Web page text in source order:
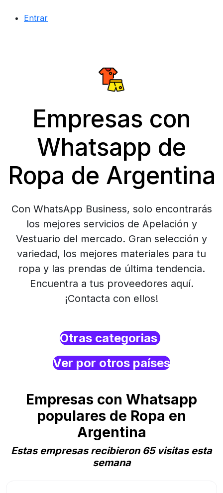
Entrar
Empresas con
Whatsapp de
Ropa de Argentina
Con WhatsApp Business, solo encontrarás
los mejores servicios de Apelación y
Vestuario del mercado. Gran selección y
variedad, los mejores materiales para tu
ropa y las prendas de última tendencia.
Encuentra a tus proveedores aquí.
¡Contacta con ellos!
Otras categorias
Ver por otros países
Empresas con Whatsapp
populares de Ropa en
Argentina
Estas empresas recibieron 65 visitas esta
semana